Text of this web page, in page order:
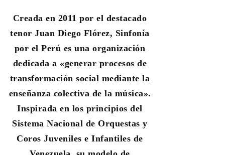
Creada en 2011 por el destacado
tenor Juan Diego Flórez, Sinfonía
por el Perú es una organización
dedicada a «generar procesos de
transformación social mediante la
enseñanza colectiva de la música».
Inspirada en los principios del
Sistema Nacional de Orquestas y
Coros Juveniles e Infantiles de